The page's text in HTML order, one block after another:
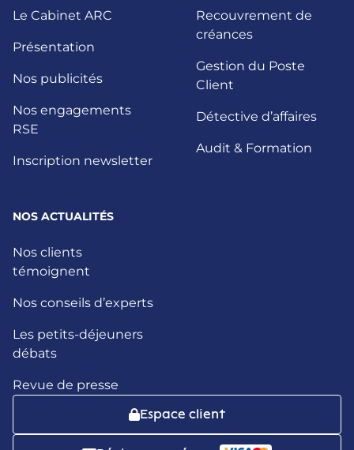
Le Cabinet ARC
Présentation
Nos publicités
Nos engagements
RSE
Inscription newsletter
Recouvrement de
créances
Gestion du Poste
Client
Détective d’affaires
Audit & Formation
NOS ACTUALITÉS
Nos clients
témoignent
Nos conseils d’experts
Les petits-déjeuners
débats
Revue de presse
Espace client